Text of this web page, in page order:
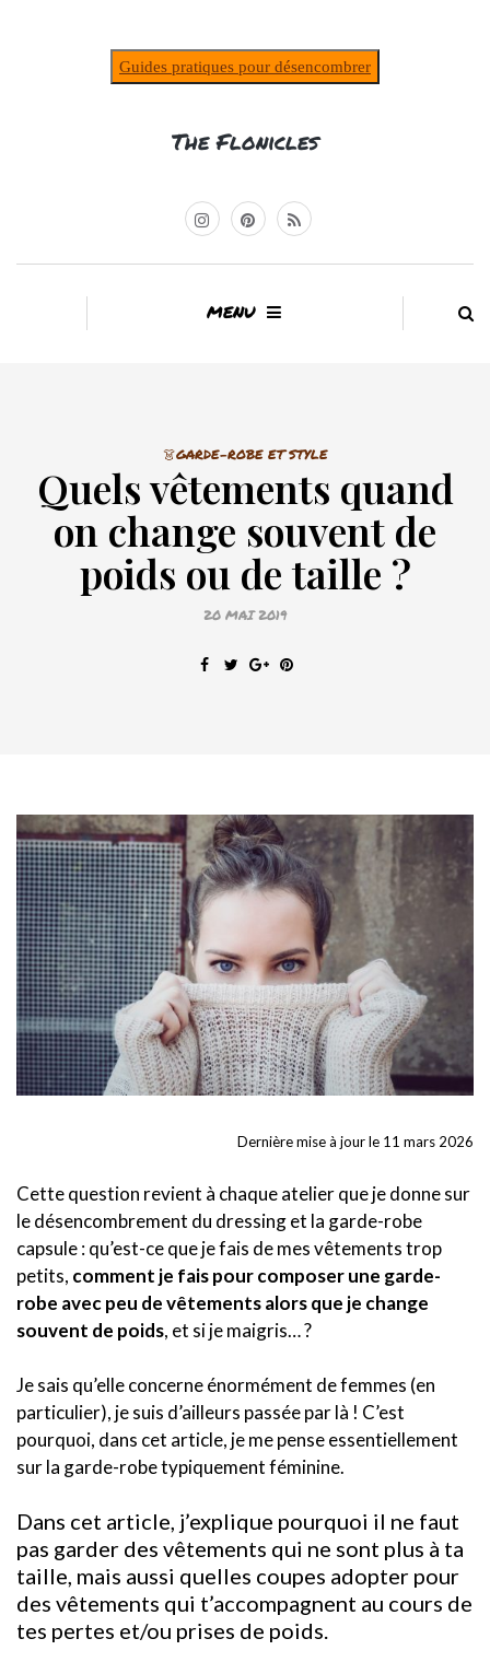
Guides pratiques pour désencombrer
The Flonicles
MENU
👗GARDE-ROBE ET STYLE
Quels vêtements quand
on change souvent de
poids ou de taille ?
20 MAI 2019
Dernière mise à jour le 11 mars 2026
Cette question revient à chaque atelier que je donne sur
le désencombrement du dressing et la garde-robe
capsule : qu’est-ce que je fais de mes vêtements trop
petits, comment je fais pour composer une garde-
robe avec peu de vêtements alors que je change
souvent de poids, et si je maigris… ?
Je sais qu’elle concerne énormément de femmes (en
particulier), je suis d’ailleurs passée par là ! C’est
pourquoi, dans cet article, je me pense essentiellement
sur la garde-robe typiquement féminine.
Dans cet article, j’explique pourquoi il ne faut
pas garder des vêtements qui ne sont plus à ta
taille, mais aussi quelles coupes adopter pour
des vêtements qui t’accompagnent au cours de
tes pertes et/ou prises de poids.